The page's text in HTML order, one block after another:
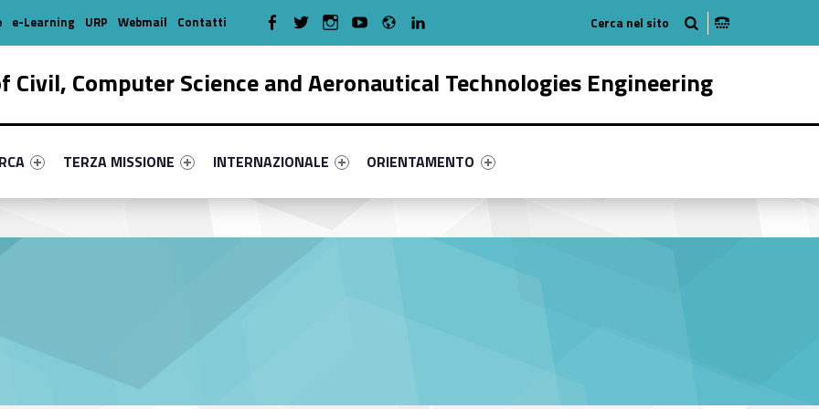
Civil, Computer Science and Aeronautical Technologies Engineering
primary-96267-17
#link-menu-primary-71909-38
Link identifier #link-menu-primary-81121-51
TERZA MISSIONE
Link identifier #link-menu-primary-91968-58
INTERNAZIONALE
Link identifier #link-menu-primary-27998-68
ORIENTAMENTO
e-Learning URP Webmail Contatti WebMan on Facebook
WebMan on TwitterWebMan on Instagram
WebMan on Youtube
Radio